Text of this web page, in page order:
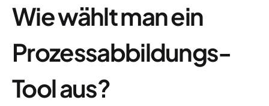
Wie wählt man ein
Prozessabbildungs-
Tool aus?